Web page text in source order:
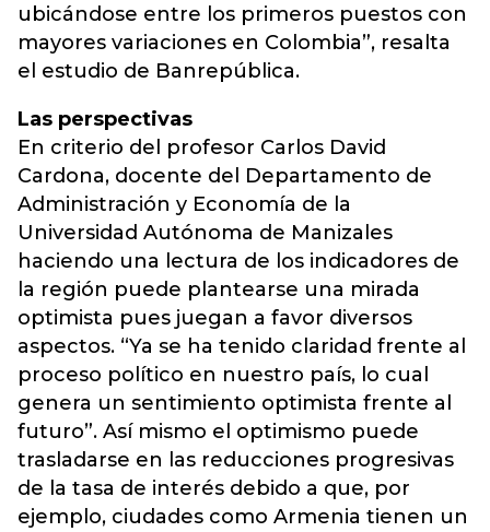
ubicándose entre los primeros puestos con
mayores variaciones en Colombia”, resalta
el estudio de Banrepública.
Las perspectivas
En criterio del profesor Carlos David
Cardona, docente del Departamento de
Administración y Economía de la
Universidad Autónoma de Manizales
haciendo una lectura de los indicadores de
la región puede plantearse una mirada
optimista pues juegan a favor diversos
aspectos. “Ya se ha tenido claridad frente al
proceso político en nuestro país, lo cual
genera un sentimiento optimista frente al
futuro”. Así mismo el optimismo puede
trasladarse en las reducciones progresivas
de la tasa de interés debido a que, por
ejemplo, ciudades como Armenia tienen un